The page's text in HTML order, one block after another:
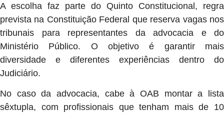
A escolha faz parte do Quinto Constitucional, regra
prevista na Constituição Federal que reserva vagas nos
tribunais para representantes da advocacia e do
Ministério Público. O objetivo é garantir mais
diversidade e diferentes experiências dentro do
Judiciário.
No caso da advocacia, cabe à OAB montar a lista
sêxtupla, com profissionais que tenham mais de 10